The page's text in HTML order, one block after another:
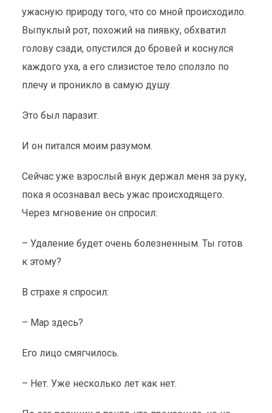
ужасную природу того, что со мной происходило.
Выпуклый рот, похожий на пиявку, обхватил
голову сзади, опустился до бровей и коснулся
каждого уха, а его слизистое тело сползло по
плечу и проникло в самую душу.
Это был паразит.
И он питался моим разумом.
Сейчас уже взрослый внук держал меня за руку,
пока я осознавал весь ужас происходящего.
Через мгновение он спросил:
– Удаление будет очень болезненным. Ты готов
к этому?
В страхе я спросил:
– Мар здесь?
Его лицо смягчилось.
– Нет. Уже несколько лет как нет.